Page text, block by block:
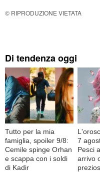
© RIPRODUZIONE VIETATA
Di tendenza oggi
Tutto per la mia
famiglia, spoiler 9/8:
Cemile spinge Orhan
e scappa con i soldi
di Kadir
7
Pesci
arrivo